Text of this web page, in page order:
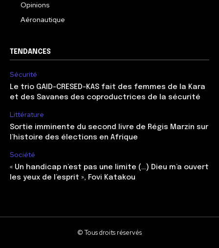
Opinions
Aéronautique
TENDANCES
Sécurité
Le trio GAID-CRESED-KAS fait des femmes de la Kara
et des Savanes des coproductrices de la sécurité
Littérature
Sortie imminente du second livre de Régis Marzin sur
l’histoire des élections en Afrique
Société
« Un handicap n’est pas une limite (…) Dieu m’a ouvert
les yeux de l’esprit », Fovi Katakou
© Tous droits réservés